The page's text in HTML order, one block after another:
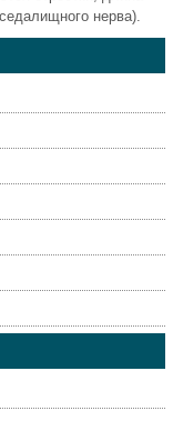
нерва).